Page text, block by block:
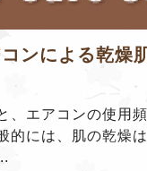
ンによる乾燥
、エアコンの使用
的には、肌の乾燥